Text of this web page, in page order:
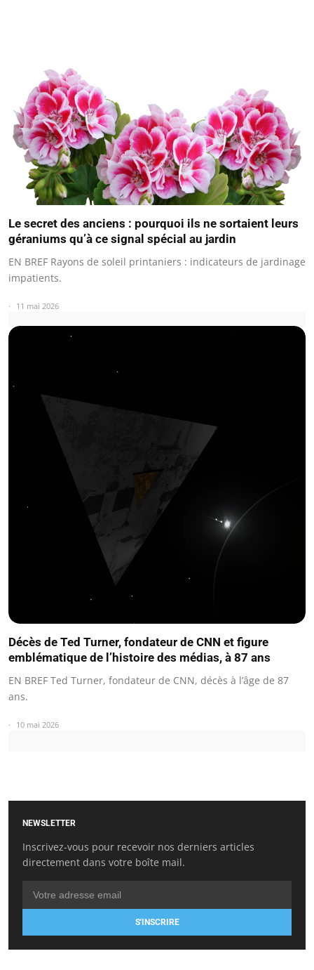
Le secret des anciens : pourquoi ils ne sortaient leurs
géraniums qu’à ce signal spécial au jardin
EN BREF Rayons de soleil printaniers : indicateurs de jardinage
impatients.
11 mai 2026
Décès de Ted Turner, fondateur de CNN et figure
emblématique de l’histoire des médias, à 87 ans
EN BREF Ted Turner, fondateur de CNN, décès à l’âge de 87
ans.
10 mai 2026
NEWSLETTER
Inscrivez-vous pour recevoir nos derniers articles
directement dans votre boîte mail.
S'INSCRIRE